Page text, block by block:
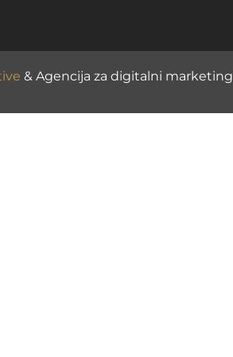
& Agencija za digitalni marketing